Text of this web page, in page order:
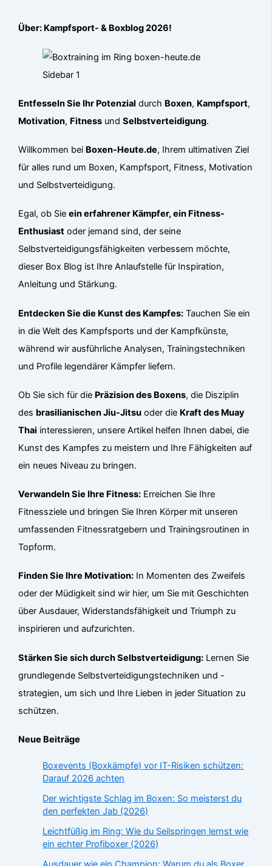
Über: Kampfsport- & Boxblog 2026!
Entfesseln Sie Ihr Potenzial durch Boxen, Kampfsport,
Motivation, Fitness undSelbstverteidigung.
Willkommen bei Boxen-Heute.de, Ihrem ultimativen Ziel
für alles rund um Boxen, Kampfsport, Fitness, Motivation
und Selbstverteidigung.
Egal, ob Sieein erfahrener Kämpfer, ein Fitness-
Enthusiast oder jemand sind, der seine
Selbstverteidigungsfähigkeiten verbessern möchte,
dieser Box Blog ist Ihre Anlaufstelle für Inspiration,
Anleitung und Stärkung.
Entdecken Sie die Kunst des Kampfes: Tauchen Sie ein
in die Welt des Kampfsports und der Kampfkünste,
während wir ausführliche Analysen, Trainingstechniken
und Profile legendärer Kämpfer liefern.
Ob Sie sich für die Präzision des Boxens, die Disziplin
des brasilianischen Jiu-Jitsu oder die Kraft des Muay
Thai interessieren, unsere Artikel helfen Ihnen dabei, die
Kunst des Kampfes zu meistern und Ihre Fähigkeiten auf
ein neues Niveau zu bringen.
Verwandeln Sie Ihre Fitness: Erreichen Sie Ihre
Fitnessziele und bringen Sie Ihren Körper mit unseren
umfassenden Fitnessratgebern und Trainingsroutinen in
Topform.
Finden Sie Ihre Motivation: In Momenten des Zweifels
oder der Müdigkeit sind wir hier, um Sie mit Geschichten
über Ausdauer, Widerstandsfähigkeit und Triumph zu
inspirieren und aufzurichten.
Stärken Sie sich durch Selbstverteidigung: Lernen Sie
grundlegende Selbstverteidigungstechniken und -
strategien, um sich und Ihre Lieben in jeder Situation zu
schützen.
Neue Beiträge
Boxevents (Boxkämpfe) vor IT-Risiken schützen:
Darauf 2026 achten
Der wichtigste Schlag im Boxen: So meisterst du
den perfekten Jab (2026)
Leichtfüßig im Ring: Wie du Seilspringen lernst wie
ein echter Profiboxer (2026)